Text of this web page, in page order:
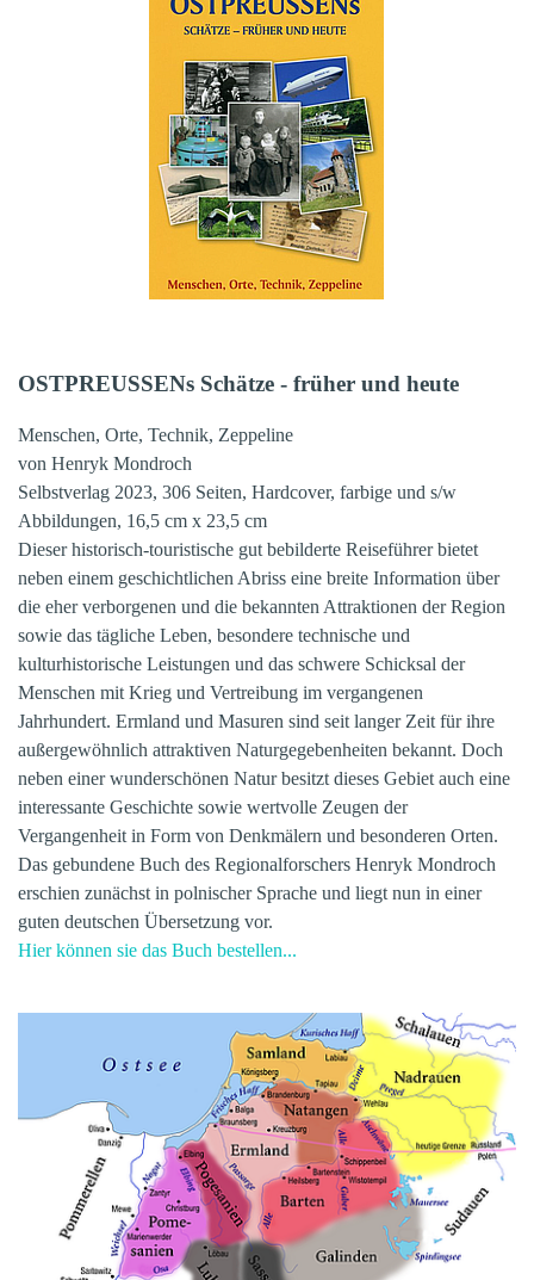
OSTPREUSSENs Schätze - früher und heute
Menschen, Orte, Technik, Zeppeline
von Henryk Mondroch
Selbstverlag 2023, 306 Seiten, Hardcover, farbige und s/w
Abbildungen, 16,5 cm x 23,5 cm
Dieser historisch-touristische gut bebilderte Reiseführer bietet
neben einem geschichtlichen Abriss eine breite Information über
die eher verborgenen und die bekannten Attraktionen der Region
sowie das tägliche Leben, besondere technische und
kulturhistorische Leistungen und das schwere Schicksal der
Menschen mit Krieg und Vertreibung im vergangenen
Jahrhundert. Ermland und Masuren sind seit langer Zeit für ihre
außergewöhnlich attraktiven Naturgegebenheiten bekannt. Doch
neben einer wunderschönen Natur besitzt dieses Gebiet auch eine
interessante Geschichte sowie wertvolle Zeugen der
Vergangenheit in Form von Denkmälern und besonderen Orten.
Das gebundene Buch des Regionalforschers Henryk Mondroch
erschien zunächst in polnischer Sprache und liegt nun in einer
guten deutschen Übersetzung vor.
Hier können sie das Buch bestellen...